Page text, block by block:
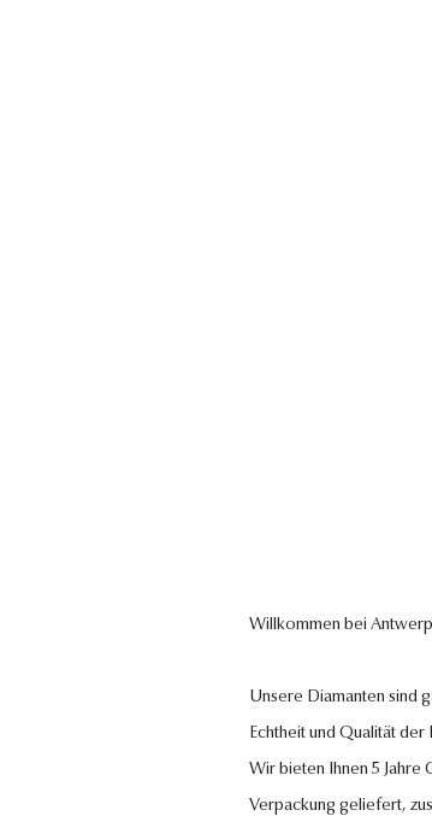
Willkommen bei
Unsere Diamanten sind
Echtheit und Qualität der
Wir bieten Ihnen 5
Verpackung geliefert,